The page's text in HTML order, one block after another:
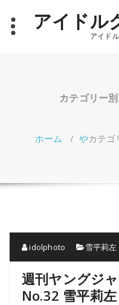
アイドル
アイド
カテゴリー
ホーム / やカテゴ
idolphoto 雪平莉左
週刊ヤングジ
No.32 雪平莉